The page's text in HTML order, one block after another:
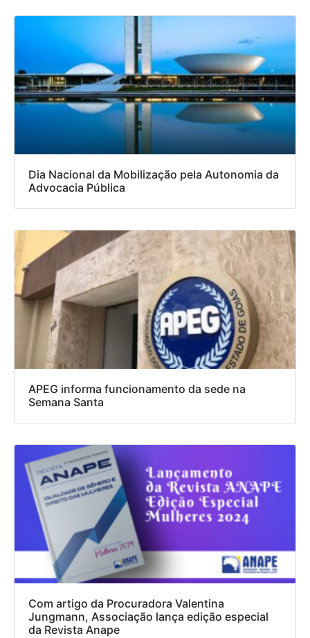
Dia Nacional da Mobilização pela Autonomia da
Advocacia Pública
APEG informa funcionamento da sede na
Semana Santa
Com artigo da Procuradora Valentina
Jungmann, Associação lança edição especial
da Revista Anape